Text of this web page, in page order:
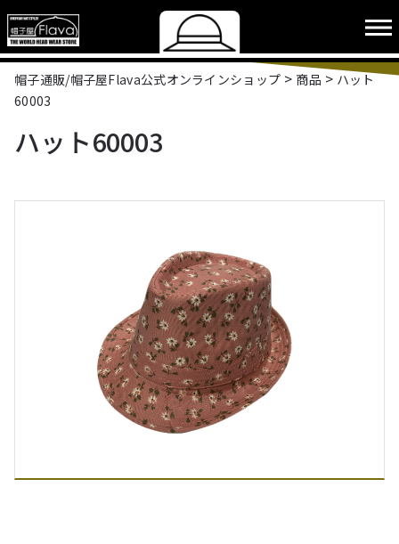
帽子通販/帽子屋Flava公式オンラインショップ > 商品 > ハット
60003
ハット60003